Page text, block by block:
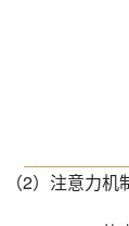
（2）注意力机